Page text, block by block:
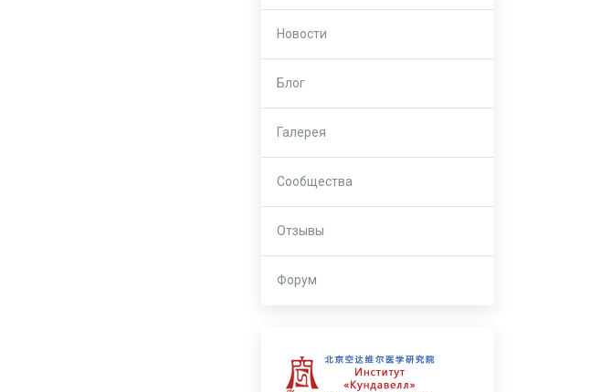
Новости
Блог
Галерея
Сообщества
Отзывы
Форум